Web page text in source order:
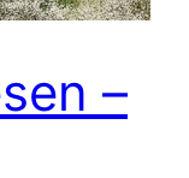
–